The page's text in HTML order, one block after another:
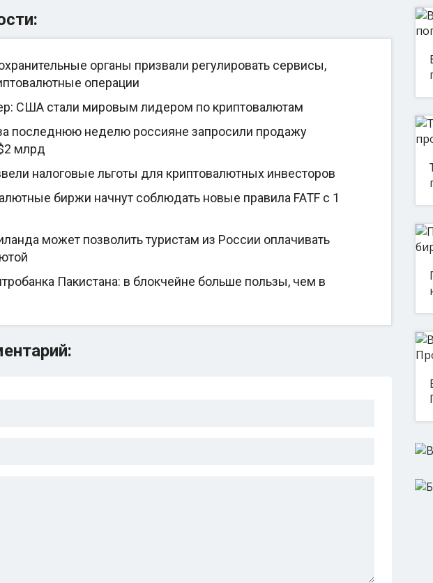
органы призвали регулировать сервисы,
операции
США стали мировым лидером по криптовалютам
последнюю неделю россияне запросили продажу
млрд
налоговые льготы для криптовалютных инвесторов
биржи начнут соблюдать новые правила FATF с 1
может позволить туристам из России оплачивать
Пакистана: в блокчейне больше пользы, чем в